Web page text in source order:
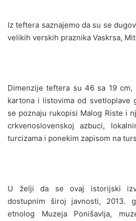
Iz teftera saznajemo da su se
velikih verskih praznika Vaskrsa,
Dimenzije teftera su 46 sa 19 cm,
kartona i listovima od svetloplave
se poznaju rukopisi Malog Riste i
crkvenoslovenskoj azbuci,
turcizama i ponekim zapisom na
U želji da se ovaj istorijski
dostupnim široj javnosti, 2013.
etnolog Muzeja Ponišavlja,